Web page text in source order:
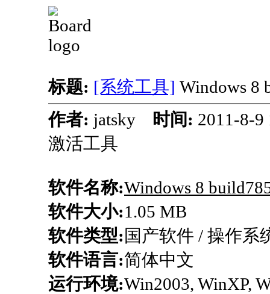
标题: [系统工具] Windows 8
作者: jatsky 时间: 2011-
激活工具
软件名称:Windows 8
软件大小:1.05 MB
软件类型: 国产软件 / 操作系
软件语言:简体中文
运行环境:Win2003, WinXP,